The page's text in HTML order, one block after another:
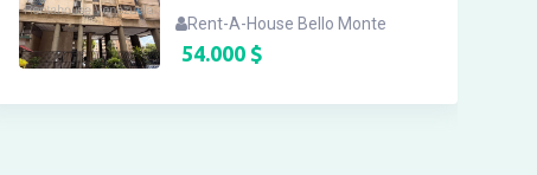
Rent-A-House Bello Monte
54.000 $